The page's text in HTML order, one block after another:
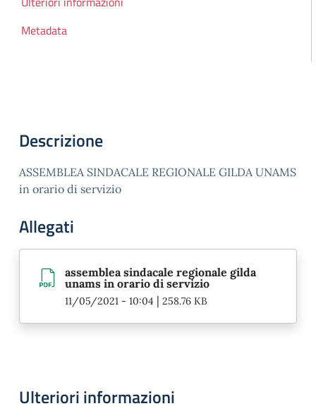
Metadata
Descrizione
ASSEMBLEA SINDACALE REGIONALE GILDA UNAMS
in orario di servizio
Allegati
assemblea sindacale regionale gilda
unams in orario di servizio
11/05/2021 - 10:04 | 258.76 KB
Ulteriori informazioni